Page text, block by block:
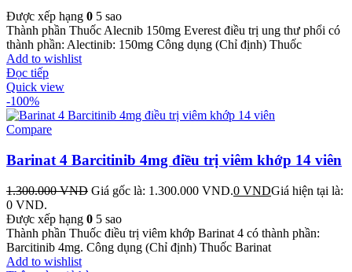
Được xếp hạng 0 5 sao
Thành phần Thuốc Alecnib 150mg Everest điều trị ung thư phổi có
thành phần: Alectinib: 150mg Công dụng (Chỉ định) Thuốc
Add to wishlist
Đọc tiếp
Quick view
-100%
Compare
Barinat 4 Barcitinib 4mg điều trị viêm khớp 14 viên
1.300.000VND Giá gốc là: 1.300.000 VND.0 VNDGiá hiện tại là:
0 VND.
Được xếp hạng 0 5 sao
Thành phần Thuốc điều trị viêm khớp Barinat 4 có thành phần:
Barcitinib 4mg. Công dụng (Chỉ định) Thuốc Barinat
Add to wishlist